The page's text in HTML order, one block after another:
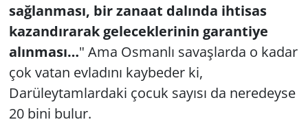
sağlanması, bir zanaat dalında ihtisas
kazandırarak geleceklerinin garantiye
alınması…" Ama Osmanlı savaşlarda o kadar
çok vatan evladını kaybeder ki,
Darüleytamlardaki çocuk sayısı da neredeyse
20 bini bulur.